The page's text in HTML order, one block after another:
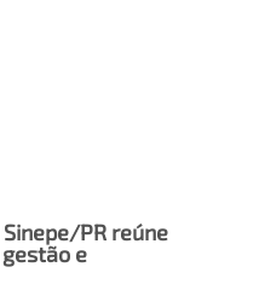
PR reúne
e